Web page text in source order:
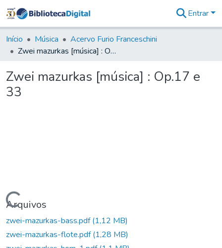
&
Coleções
Tudo na
Digital
Entrar
Início Música
Acervo Furio Franceschini
Zwei mazurkas [música] : Op.17 e 33
Zwei mazurkas [música] : Op.17 e
33
Carregando...
Arquivos
zwei-mazurkas-bass.pdf(1,12 MB)
zwei-mazurkas-flote.pdf(1,28 MB)